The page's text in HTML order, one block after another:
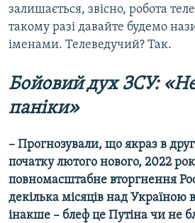
залишається, звісно, робота
такому разі давайте будемо
іменами. Телеведучий? Так.
Бойовий дух ЗСУ:
паніки»
– Прогнозували, що якраз в
початку лютого нового, 2022
повномасштабне вторгнення
декілька місяців над Україною
інакше – блеф це Путіна чи не